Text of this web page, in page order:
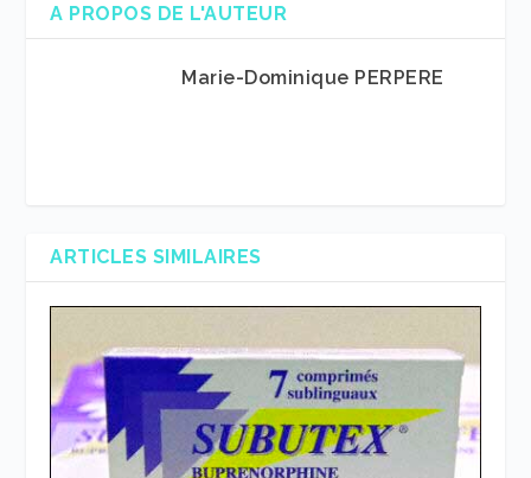
A PROPOS DE L'AUTEUR
Marie-Dominique PERPERE
ARTICLES SIMILAIRES